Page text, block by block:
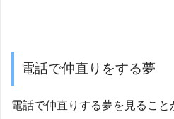
電話で仲直りをする夢
電話で仲直りする夢を見るこ